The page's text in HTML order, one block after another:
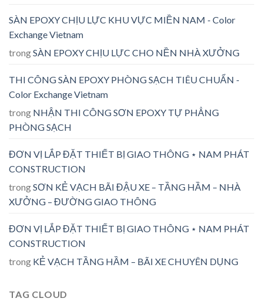
SÀN EPOXY CHỊU LỰC KHU VỰC MIỀN NAM - Color
Exchange Vietnam
trongSÀN EPOXY CHỊU LỰC CHO NỀN NHÀ XƯỞNG
THI CÔNG SÀN EPOXY PHÒNG SẠCH TIÊU CHUẨN -
Color Exchange Vietnam
trong NHẬN THI CÔNG SƠN EPOXY TỰ PHẲNG
PHÒNG SẠCH
ĐƠN VỊ LẮP ĐẶT THIẾT BỊ GIAO THÔNG ⋆ NAM PHÁT
CONSTRUCTION
trongSƠN KẺ VẠCH BÃI ĐẬU XE – TẦNG HẦM – NHÀ
XƯỞNG – ĐƯỜNG GIAO THÔNG
ĐƠN VỊ LẮP ĐẶT THIẾT BỊ GIAO THÔNG ⋆ NAM PHÁT
CONSTRUCTION
trong KẺ VẠCH TẦNG HẦM – BÃI XE CHUYÊN DỤNG
TAG CLOUD